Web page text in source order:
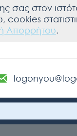
σας στον
cookies
Απορρήτου.